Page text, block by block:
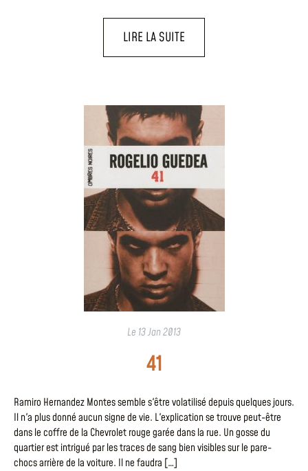
LIRE LA SUITE
Le 13 Jan 2013
41
Ramiro Hernandez Montes semble s'être volatilisé depuis quelques jours.
Il n'a plus donné aucun signe de vie. L'explication se trouve peut-être
dans le coffre de la Chevrolet rouge garée dans la rue. Un gosse du
quartier est intrigué par les traces de sang bien visibles sur le pare-
chocs arrière de la voiture. Il ne faudra […]